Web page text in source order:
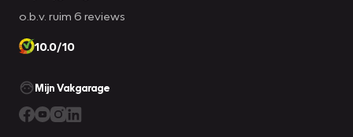
o.b.v. ruim 6 reviews
10.0/10
Mijn Vakgarage